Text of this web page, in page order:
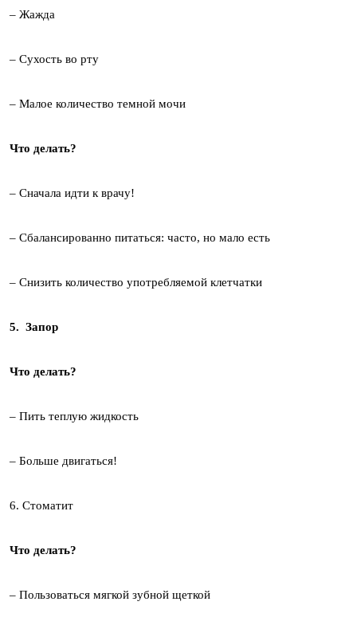
– Жажда
– Сухость во рту
– Малое количество темной мочи
Что делать?
– Сначала идти к врачу!
– Сбалансированно питаться: часто, но мало есть
– Снизить количество употребляемой клетчатки
5. Запор
Что делать?
– Пить теплую жидкость
– Больше двигаться!
6. Стоматит
Что делать?
– Пользоваться мягкой зубной щеткой